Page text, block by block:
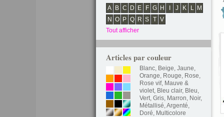
A B C D E F G H J K L
M
N O P Q R S T V
Tout afficher
Articles par couleur
Blanc, Beige, Jaune,
Orange, Rouge, Rose,
Rose vif, Mauve &
violet, Bleu clair, Bleu,
Vert, Gris, Marron, Noir,
Métallisé,Argenté,
Doré, Multicolore